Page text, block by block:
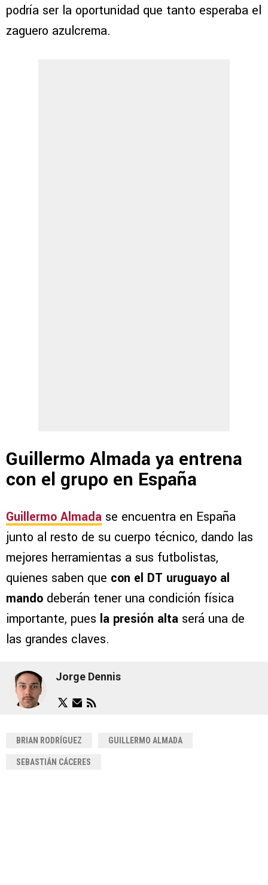
podría ser la oportunidad que tanto esperaba el
zaguero azulcrema.
Guillermo Almada ya entrena
con el grupo en España
Guillermo Almada se encuentra en España
junto al resto de su cuerpo técnico, dando las
mejores herramientas a sus futbolistas,
quienes saben que con el DT uruguayo al
mando deberán tener una condición física
importante, pues la presión alta será una de
las grandes claves.
Jorge Dennis
BRIAN RODRÍGUEZ GUILLERMO ALMADA
SEBASTIÁN CÁCERES